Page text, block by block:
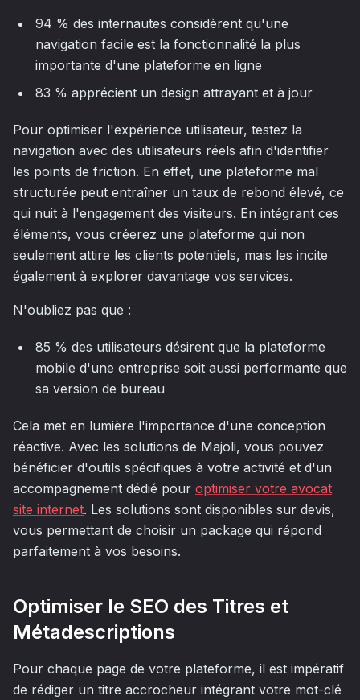
94 % des internautes considèrent qu'une
navigation facile est la fonctionnalité la plus
importante d'une plateforme en ligne
83 % apprécient un design attrayant et à jour
Pour optimiser l'expérience utilisateur, testez la
navigation avec des utilisateurs réels afin d'identifier
les points de friction. En effet, une plateforme mal
structurée peut entraîner un taux de rebond élevé, ce
qui nuit à l'engagement des visiteurs. En intégrant ces
éléments, vous créerez une plateforme qui non
seulement attire les clients potentiels, mais les incite
également à explorer davantage vos services.
N'oubliez pas que :
85 % des utilisateurs désirent que la plateforme
mobile d'une entreprise soit aussi performante que
sa version de bureau
Cela met en lumière l'importance d'une conception
réactive. Avec les solutions de Majoli, vous pouvez
bénéficier d'outils spécifiques à votre activité et d'un
accompagnement dédié pour optimiser votre avocat
site internet. Les solutions sont disponibles sur devis,
vous permettant de choisir un package qui répond
parfaitement à vos besoins.
Optimiser le SEO des Titres et
Métadescriptions
Pour chaque page de votre plateforme, il est impératif
de rédiger un titre accrocheur intégrant votre mot-clé